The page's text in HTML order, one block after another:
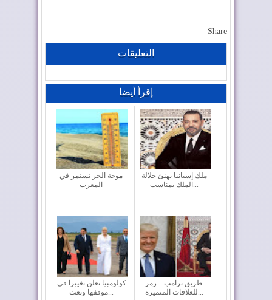
Share
التعليقات
إقرأ أيضا
موجة الحر تستمر في
المغرب
ملك إسبانيا يهنئ جلالة
الملك بمناسب...
كولومبيا تعلن تغييرا في
موقفها وتعت...
طريق ترامب .. رمز
للعلاقات المتميزة...